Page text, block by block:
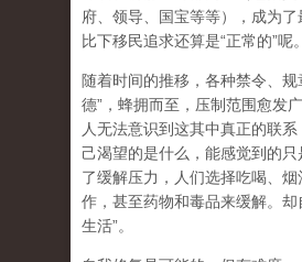
府、领导、国宝等等），成为
比下移民追求还算是“正常的”呢。
随着时间的推移，各种禁令、规
德” ，蜂拥而至，压制范围愈发
人无法意识到这其中真正的联
己渴望的是什么，能感觉到的只
了缓解压力，人们选择吃喝、烟
作，甚至药物和毒品来缓解。却
生活”。